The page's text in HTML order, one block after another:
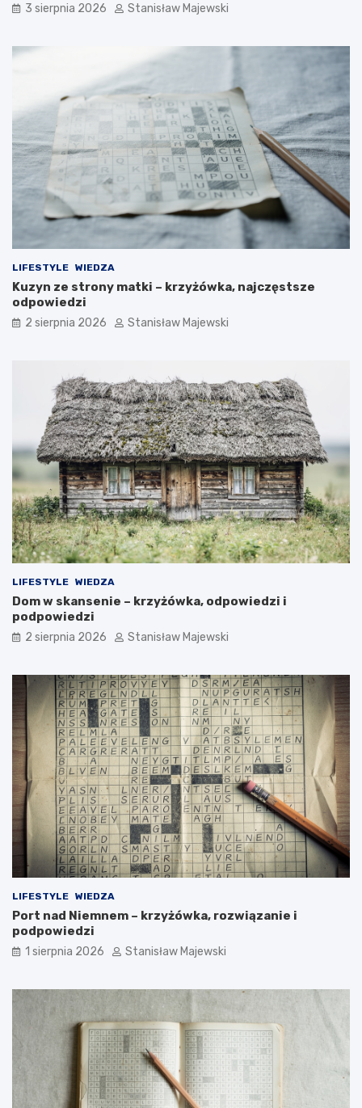
3 sierpnia 2026 Stanisław Majewski
LIFESTYLE WIEDZA
Kuzyn ze strony matki – krzyżówka, najczęstsze
odpowiedzi
2 sierpnia 2026 Stanisław Majewski
LIFESTYLE WIEDZA
Dom w skansenie – krzyżówka, odpowiedzi i
podpowiedzi
2 sierpnia 2026 Stanisław Majewski
LIFESTYLE WIEDZA
Port nad Niemnem – krzyżówka, rozwiązanie i
podpowiedzi
1 sierpnia 2026 Stanisław Majewski